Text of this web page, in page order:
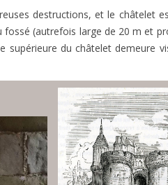
destructions, et le châtelet
(autrefois large de 20 m et
du châtelet demeure